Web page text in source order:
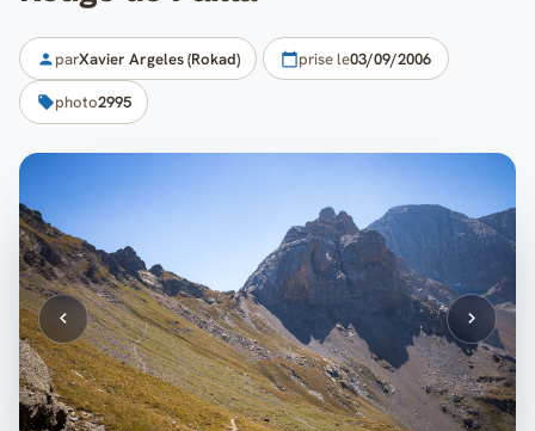
parXavier Argeles (Rokad) prise le03/09/2006
photo2995